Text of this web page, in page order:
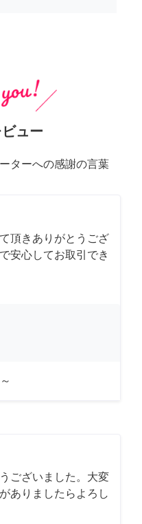
ュー
ターへの感謝の言葉
頂きありがとうござ
安心してお取引でき
ございました。大変
ありましたらよろし